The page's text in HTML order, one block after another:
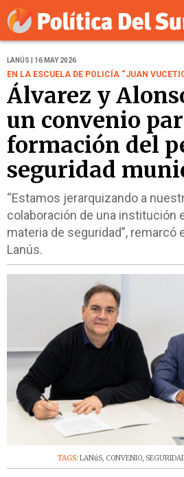
LANÚS | 16 MAY 2026
EN LA ESCUELA DE POLICÍA “JUAN
Álvarez y
un convenio
formación del
seguridad
“Estamos jerarquizando a
colaboración de una institución
materia de seguridad”, remarcó
Lanús.
TAGS: LANúS, CONVENIO,